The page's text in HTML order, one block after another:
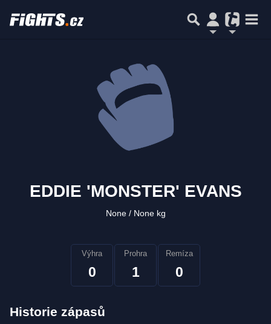
EDDIE 'MONSTER' EVANS
None None kg
Výhra
0
Prohra
1
Remíza
0
Historie zápasů